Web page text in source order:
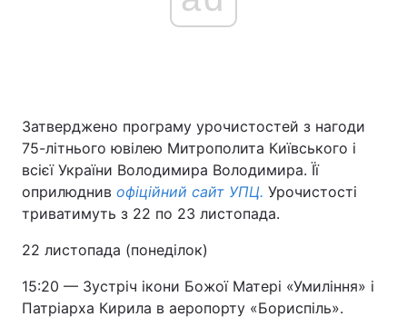
Затверджено програму урочистостей з нагоди
75-літнього ювілею Митрополита Київського і
всієї України Володимира Володимира. Її
оприлюднив офіційний сайт УПЦ. Урочистості
триватимуть з 22 по 23 листопада.
22 листопада (понеділок)
15:20 — Зустріч ікони Божої Матері «Умиління» і
Патріарха Кирила в аеропорту «Бориспіль».